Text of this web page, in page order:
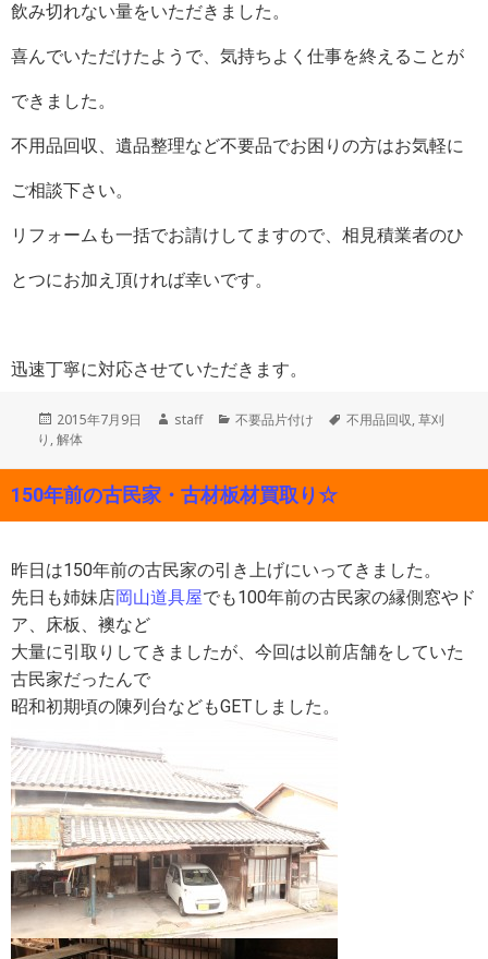
飲み切れない量をいただきました。
喜んでいただけたようで、気持ちよく仕事を終えることが
できました。
不用品回収、遺品整理など不要品でお困りの方はお気軽に
ご相談下さい。
リフォームも一括でお請けしてますので、相見積業者のひ
とつにお加え頂ければ幸いです。
迅速丁寧に対応させていただきます。
投
稿
2015年7月9日
作
staff
カ
ー
不要品片付け
タ
不用品回収,草刈
り ,解体
150年前の古民家・古材板材買取り☆
昨日は150年前の古民家の引き上げにいってきました。
先日も姉妹店岡山道具屋でも100年前の古民家の縁側窓やド
ア、床板、襖など
大量に引取りしてきましたが、今回は以前店舗をしていた
古民家だったんで
昭和初期頃の陳列台などもGETしました。